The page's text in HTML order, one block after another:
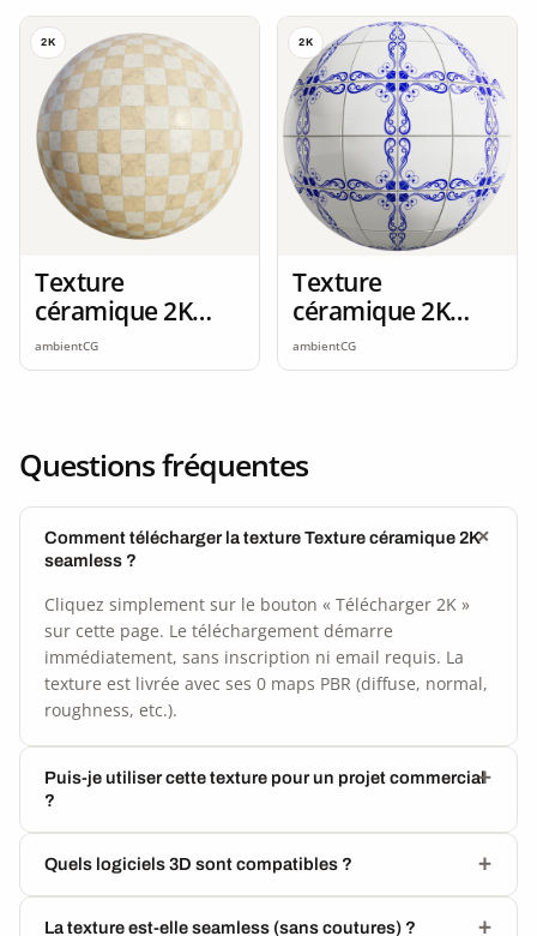
2K
Texture
céramique 2K
seamless
ambientCG
2K
Texture
céramique 2K
seamless
ambientCG
Questions fréquentes
Comment télécharger la texture Texture céramique 2K
seamless ?
Cliquez simplement sur le bouton « Télécharger 2K »
sur cette page. Le téléchargement démarre
immédiatement, sans inscription ni email requis. La
texture est livrée avec ses 0 maps PBR (diffuse, normal,
roughness, etc.).
Puis-je utiliser cette texture pour un projet commercial
?
Quels logiciels 3D sont compatibles ?
La texture est-elle seamless (sans coutures) ?